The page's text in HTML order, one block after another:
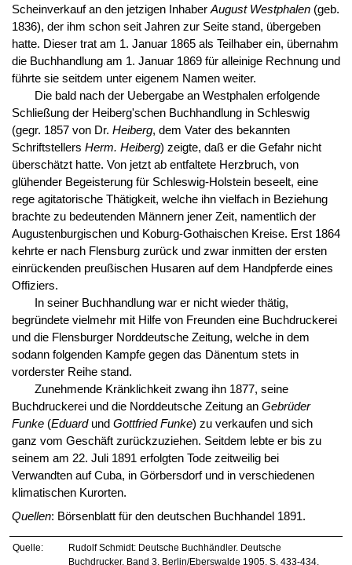
Scheinverkauf an den jetzigen InhaberAugust Westphalen(geb.
1836), der ihm schon seit Jahren zur Seite stand, übergeben
hatte. Dieser trat am 1. Januar 1865 als Teilhaber ein, übernahm
die Buchhandlung am 1. Januar 1869 für alleinige Rechnung und
führte sie seitdem unter eigenem Namen weiter.
Die bald nach der Uebergabe an Westphalen erfolgende
Schließung der Heiberg'schen Buchhandlung in Schleswig
(gegr. 1857 von Dr. Heiberg, dem Vater des bekannten
Schriftstellers Herm. Heiberg) zeigte, daß er die Gefahr nicht
überschätzt hatte. Von jetzt ab entfaltete Herzbruch, von
glühender Begeisterung für Schleswig-Holstein beseelt, eine
rege agitatorische Thätigkeit, welche ihn vielfach in Beziehung
brachte zu bedeutenden Männern jener Zeit, namentlich der
Augustenburgischen und Koburg-Gothaischen Kreise. Erst 1864
kehrte er nach Flensburg zurück und zwar inmitten der ersten
einrückenden preußischen Husaren auf dem Handpferde eines
Offiziers.
In seiner Buchhandlung war er nicht wieder thätig,
begründete vielmehr mit Hilfe von Freunden eine Buchdruckerei
und die Flensburger Norddeutsche Zeitung, welche in dem
sodann folgenden Kampfe gegen das Dänentum stets in
vorderster Reihe stand.
Zunehmende Kränklichkeit zwang ihn 1877, seine
Buchdruckerei und die Norddeutsche Zeitung an Gebrüder
Funke(Eduardund Gottfried Funke) zu verkaufen und sich
ganz vom Geschäft zurückzuziehen. Seitdem lebte er bis zu
seinem am 22. Juli 1891 erfolgten Tode zeitweilig bei
Verwandten auf Cuba, in Görbersdorf und in verschiedenen
klimatischen Kurorten.
Quellen: Börsenblatt für den deutschen Buchhandel 1891.
Quelle:
Rudolf Schmidt: Deutsche Buchhändler. Deutsche
Buchdrucker. Band 3. Berlin/Eberswalde 1905, S. 433-434.